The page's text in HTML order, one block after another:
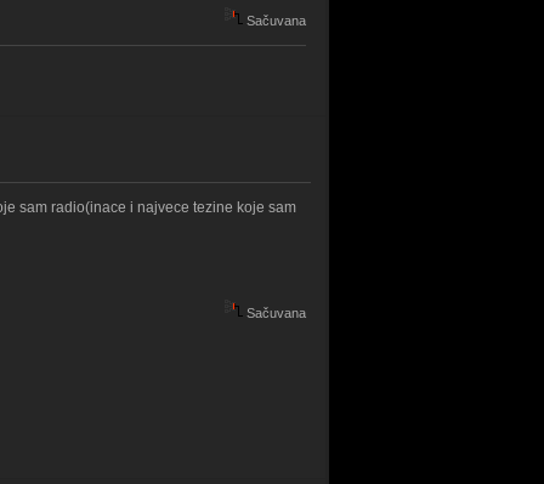
Sačuvana
sam radio(inace i najvece tezine koje sam
Sačuvana